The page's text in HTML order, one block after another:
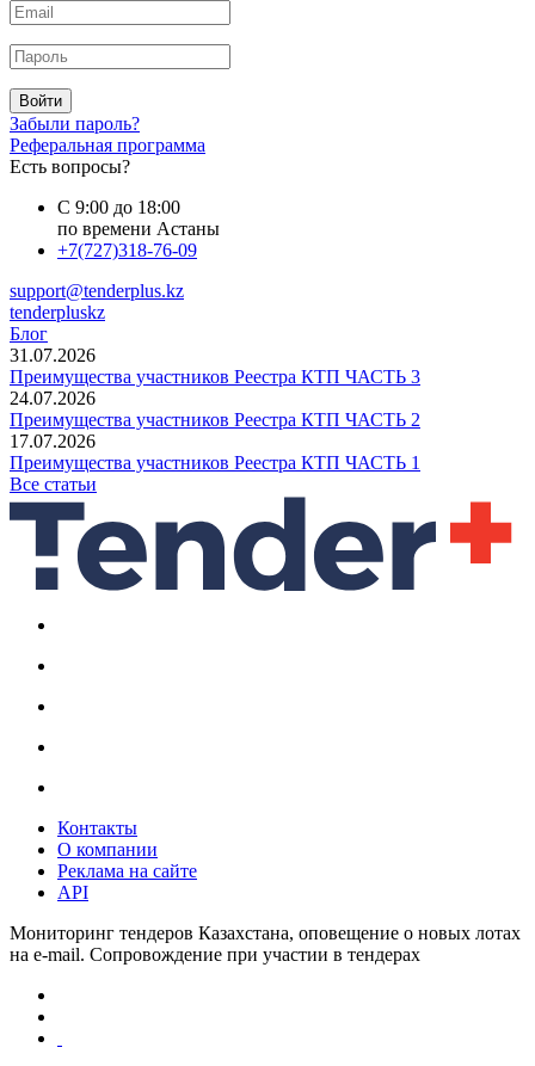
Войти
Забыли пароль?
Реферальная программа
Есть вопросы?
С 9:00 до 18:00
по времени Астаны
+7(727)318-76-09
support@tenderplus.kz
tenderpluskz
Блог
31.07.2026
Преимущества участников Реестра КТП ЧАСТЬ 3
24.07.2026
Преимущества участников Реестра КТП ЧАСТЬ 2
17.07.2026
Преимущества участников Реестра КТП ЧАСТЬ 1
Все статьи
Контакты
О компании
Реклама на сайте
API
Мониторинг тендеров Казахстана, оповещение о новых лотах
на e-mail. Сопровождение при участии в тендерах